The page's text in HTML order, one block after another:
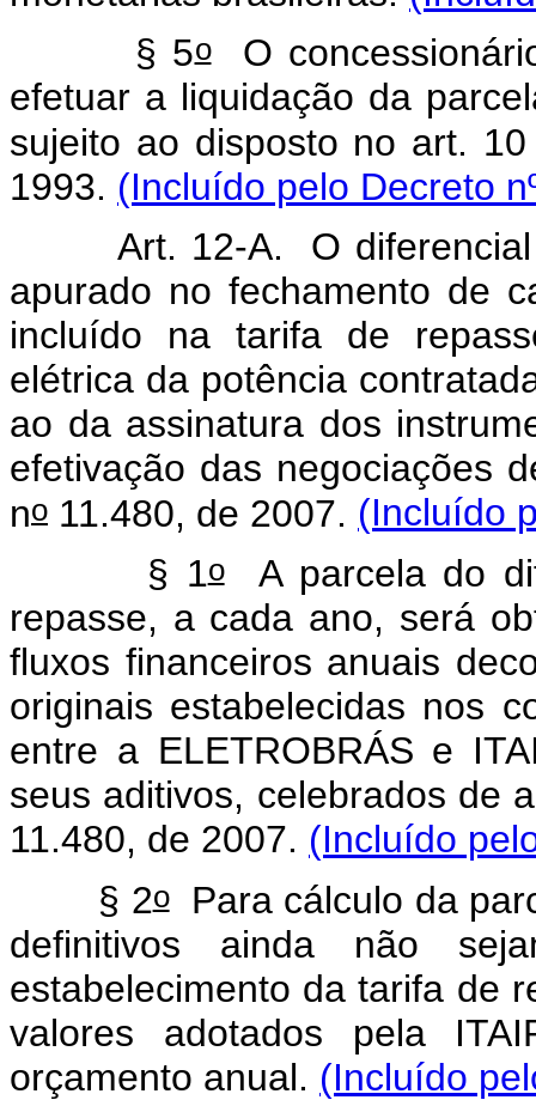
§ 5oO
efetuar a liquidação da
sujeito ao disposto no art.
1993. (Incluído pelo Decreto
Art. 12-A. O
apurado no fechamento de
incluído na tarifa de
elétrica da potência
ao da assinatura dos
efetivação das negociações
no 11.480, de 2007. (Incluído
§ 1oA parcela do
repasse, a cada ano, será
fluxos financeiros anuais
originais estabelecidas nos
entre a ELETROBRÁS e
seus aditivos, celebrados de
11.480, de 2007. (Incluído
§ 2oPara cálculo da
definitivos ainda não
estabelecimento da tarifa de
valores adotados pela
orçamento anual. (Incluído